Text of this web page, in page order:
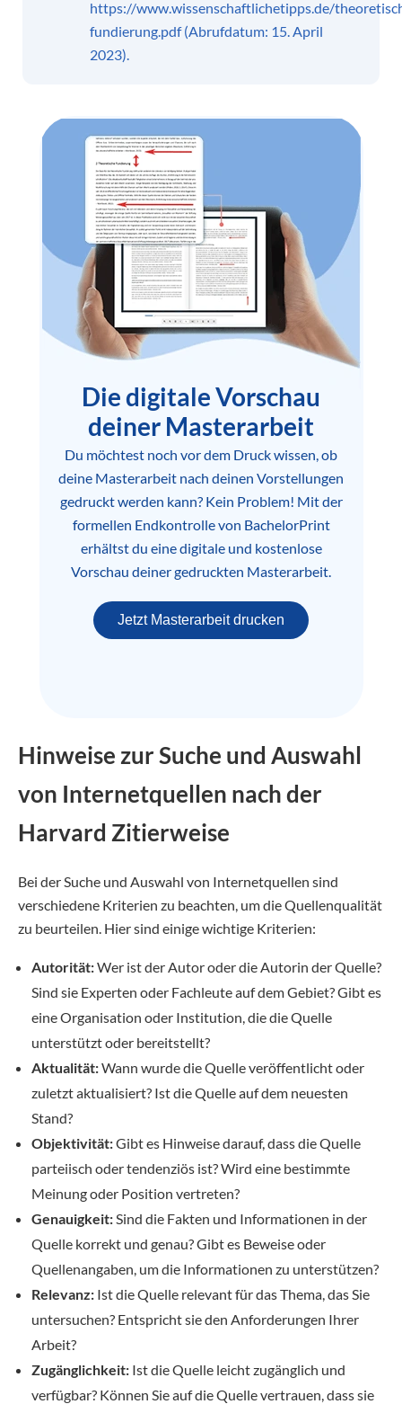
https://www.wissenschaftlichetipps.de/
fundierung.pdf (Abrufdatum: 15. April
2023).
Die digitale Vorschau
deiner Masterarbeit
Du möchtest noch vor dem Druck wissen, ob
deine Masterarbeit nach deinen Vorstellungen
gedruckt werden kann? Kein Problem! Mit der
formellen Endkontrolle von BachelorPrint
erhältst du eine digitale und kostenlose
Vorschau deiner gedruckten Masterarbeit.
Jetzt Masterarbeit drucken
Hinweise zur Suche und Auswahl
von Internetquellen nach der
Harvard Zitierweise
Bei der Suche und Auswahl von Internetquellen sind
verschiedene Kriterien zu beachten, um die Quellenqualität
zu beurteilen. Hier sind einige wichtige Kriterien:
Autorität:Wer ist der Autor oder die Autorin der Quelle?
Sind sie Experten oder Fachleute auf dem Gebiet? Gibt es
eine Organisation oder Institution, die die Quelle
unterstützt oder bereitstellt?
Aktualität:Wann wurde die Quelle veröffentlicht oder
zuletzt aktualisiert? Ist die Quelle auf dem neuesten
Stand?
Objektivität:Gibt es Hinweise darauf, dass die Quelle
parteiisch oder tendenziös ist? Wird eine bestimmte
Meinung oder Position vertreten?
Genauigkeit:Sind die Fakten und Informationen in der
Quelle korrekt und genau? Gibt es Beweise oder
Quellenangaben, um die Informationen zu unterstützen?
Relevanz: Ist die Quelle relevant für das Thema, das Sie
untersuchen? Entspricht sie den Anforderungen Ihrer
Arbeit?
Zugänglichkeit: Ist die Quelle leicht zugänglich und
verfügbar? Können Sie auf die Quelle vertrauen, dass sie